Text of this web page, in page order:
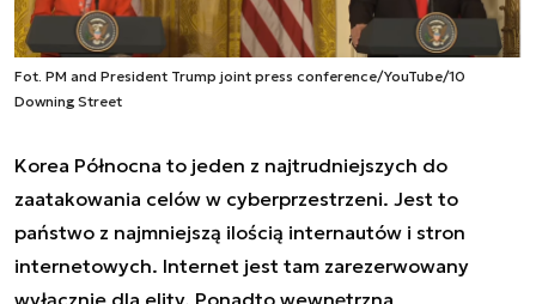
Fot. PM and President Trump joint press conference/YouTube/10
Downing Street
Korea Północna to jeden z najtrudniejszych do
zaatakowania celów w cyberprzestrzeni. Jest to
państwo z najmniejszą ilością internautów i stron
internetowych. Internet jest tam zarezerwowany